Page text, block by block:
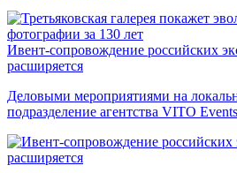
Ивент-сопровождение российских
расширяется
Деловыми мероприятиями на
подразделение агентства VITO